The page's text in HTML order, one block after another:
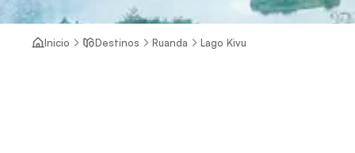
Inicio Destinos Ruanda Lago Kivu